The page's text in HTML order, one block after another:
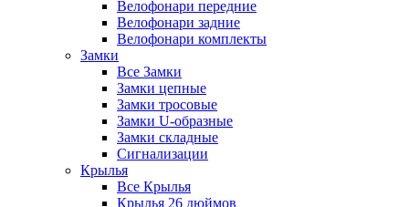
Велофонари передние
Велофонари задние
Велофонари комплекты
Замки
Все Замки
Замки цепные
Замки тросовые
Замки U-образные
Замки складные
Сигнализации
Крылья
Все Крылья
Крылья 26 дюймов